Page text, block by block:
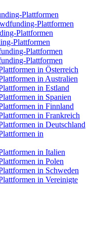
Plattformen
Plattformen
Plattformen
Plattformen
Plattformen
Plattformen
in Österreich
in Australien
in Estland
in Spanien
in Finnland
in Frankreich
in Deutschland
in
in Italien
in Polen
in Schweden
in Vereinigte